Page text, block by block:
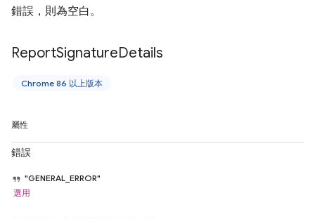
錯誤，則為空白。
ReportSignatureDetails
Chrome 86 以上版本
屬性
錯誤
"GENERAL_ERROR"
選用